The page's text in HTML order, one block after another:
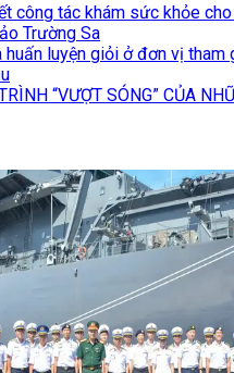
công tác khám sức khỏe
Trường Sa
huấn luyện giỏi ở đơn vị tham
“VƯỢT SÓNG” CỦA